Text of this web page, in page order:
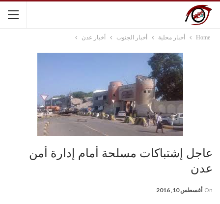
Home أخبار محلية أخبار الجنوب أخبار عدن
عاجل إشتباكات مسلحة أمام إدارة أمن
عدن
On أغسطس 10, 2016